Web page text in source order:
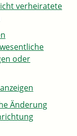
verheiratete
oder
Änderung